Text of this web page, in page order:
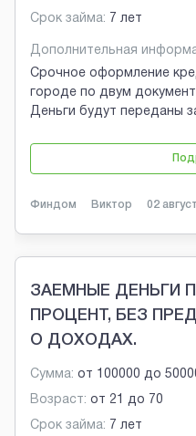
Срок займа: 7 лет
Дополнительная
Срочное оформление
городе по двум
Деньги будут переданы
Финдом Виктор 02
ЗАЕМНЫЕ ДЕНЬГИ
ПРОЦЕНТ, БЕЗ
О ДОХОДАХ.
Сумма: от 100000 до
Возраст: от 21 до 70
Срок займа: 7 лет